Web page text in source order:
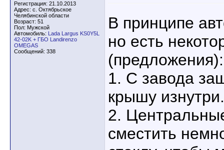
Регистрация: 21.10.2013
Адрес: с. Октябрьское
Челябинской области
Возраст: 51
Пол: Мужской
Автомобиль: Lada Largus KS0Y5L
42-02K + ГБО Landirenzo
OMEGAS
Сообщений: 338
В принципе
но есть
(предложения):
1. С завода
крышу изнутри.
2.
сместить